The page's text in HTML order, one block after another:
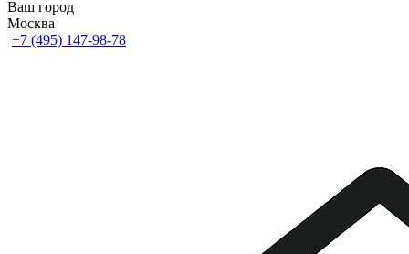
Ваш город
Москва
+7 (495) 147-98-78